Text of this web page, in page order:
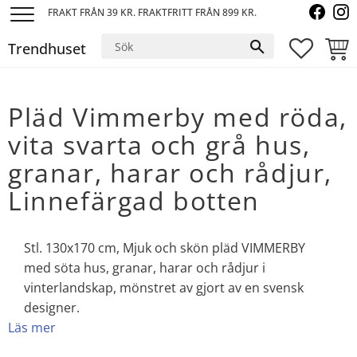
FRAKT FRÅN 39 KR. FRAKTFRITT FRÅN 899 KR.
Trendhuset
Pläd Vimmerby med röda,
vita svarta och grå hus,
granar, harar och rådjur,
Linnefärgad botten
Stl. 130x170 cm, Mjuk och skön pläd VIMMERBY
med söta hus, granar, harar och rådjur i
vinterlandskap, mönstret av gjort av en svensk
designer.
Läs mer